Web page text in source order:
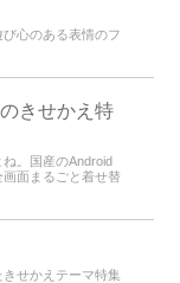
心のある表情のフ
きせかえ特
。国産のAndroid
面まるごと着せ替
せかえテーマ特集